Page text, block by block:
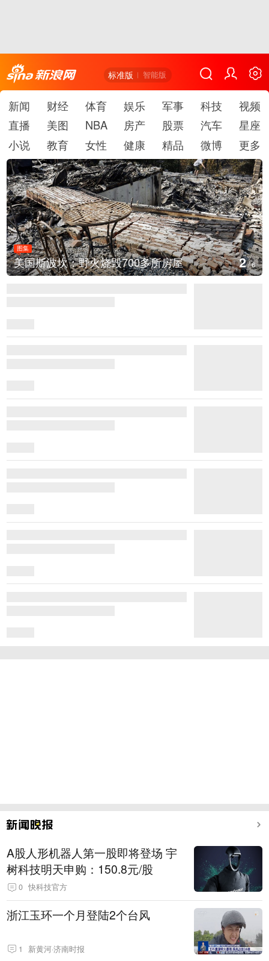
标准版 智能版
新闻 财经 体育 娱乐 军事 科技
视频
直播
美图 NBA 房产 股票 汽车
星座
小说
教育 女性 健康 精品 微博 更多
房屋
图集
叙利亚：大马士革发生爆炸
3/6
A股人形机器人第一股即将登场 宇
树科技明天申购：150.8元/股
0 快科技官方
浙江玉环一个月登陆2个台风
1 新黄河·济南时报